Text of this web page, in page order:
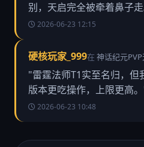
别，天启完全被牵着鼻子
2026-06-23 12:15
硬核玩家_999在 神话纪元
"雷霆法师T1实至名归，但
版本更吃操作，上限更高
2026-06-23 10:48